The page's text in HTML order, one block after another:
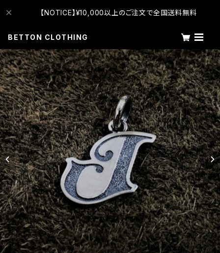
【NOTICE】¥10,000以上のご注文で全国送料無料
BETTON CLOTHING